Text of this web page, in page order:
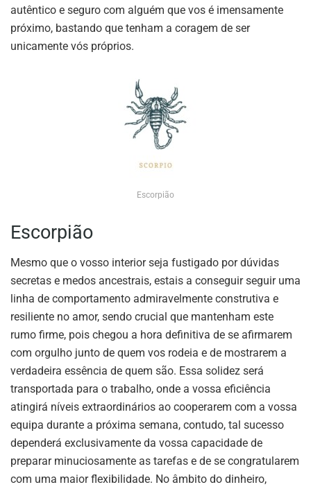
autêntico e seguro com alguém que vos é imensamente
próximo, bastando que tenham a coragem de ser
unicamente vós próprios.
Escorpião
Escorpião
Mesmo que o vosso interior seja fustigado por dúvidas
secretas e medos ancestrais, estais a conseguir seguir uma
linha de comportamento admiravelmente construtiva e
resiliente no amor, sendo crucial que mantenham este
rumo firme, pois chegou a hora definitiva de se afirmarem
com orgulho junto de quem vos rodeia e de mostrarem a
verdadeira essência de quem são. Essa solidez será
transportada para o trabalho, onde a vossa eficiência
atingirá níveis extraordinários ao cooperarem com a vossa
equipa durante a próxima semana, contudo, tal sucesso
dependerá exclusivamente da vossa capacidade de
preparar minuciosamente as tarefas e de se congratularem
com uma maior flexibilidade. No âmbito do dinheiro,